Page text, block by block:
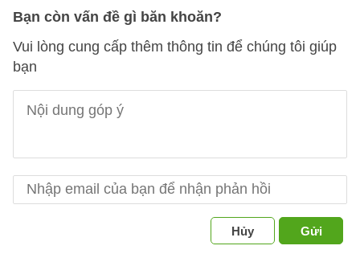
Bạn còn vấn đề gì băn khoăn?
Vui lòng cung cấp thêm thông tin để chúng tôi giúp
bạn
Hủy Gửi